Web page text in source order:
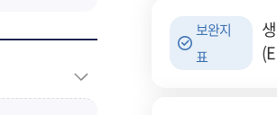
보완지
표